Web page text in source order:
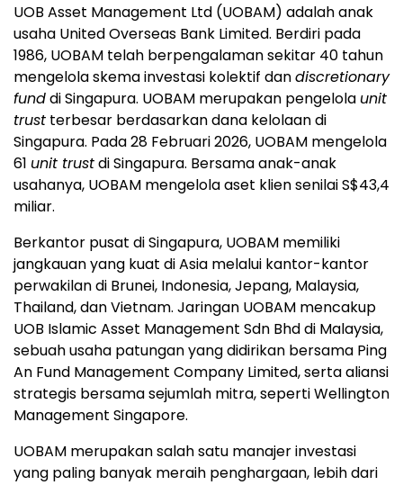
UOB Asset Management Ltd (UOBAM) adalah anak
usaha United Overseas Bank Limited. Berdiri pada
1986, UOBAM telah berpengalaman sekitar 40 tahun
mengelola skema investasi kolektif dandiscretionary
funddi Singapura. UOBAM merupakan pengelola unit
trust terbesar berdasarkan dana kelolaan di
Singapura. Pada 28 Februari 2026, UOBAM mengelola
61 unit trustdi Singapura. Bersama anak-anak
usahanya, UOBAM mengelola aset klien senilai S$43,4
miliar.
Berkantor pusat di Singapura, UOBAM memiliki
jangkauan yang kuat di Asia melalui kantor-kantor
perwakilan di Brunei, Indonesia, Jepang, Malaysia,
Thailand, dan Vietnam. Jaringan UOBAM mencakup
UOB Islamic Asset Management Sdn Bhd di Malaysia,
sebuah usaha patungan yang didirikan bersama Ping
An Fund Management Company Limited, serta aliansi
strategis bersama sejumlah mitra, seperti Wellington
Management Singapore.
UOBAM merupakan salah satu manajer investasi
yang paling banyak meraih penghargaan, lebih dari